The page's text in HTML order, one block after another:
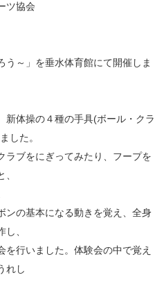
ツ協会
う～」を垂水体育館にて開催しま
新体操の４種の手具(ボール・クラ
した。
ラブをにぎってみたり、フープを
ンの基本になる動きを覚え、全身
、
行いました。体験会の中で覚え
れし